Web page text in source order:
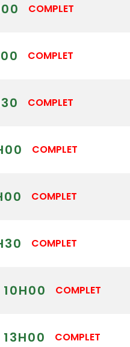
COMPLET
COMPLET
COMPLET
COMPLET
COMPLET
COMPLET
10H00 COMPLET
COMPLET